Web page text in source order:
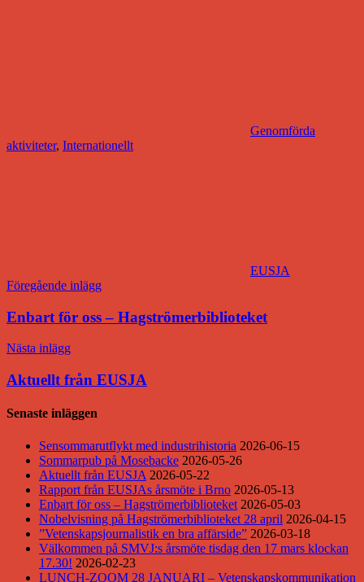
Genomförda
aktiviteter, Internationellt
EUSJA
Inläggsnavigering
Föregående inlägg
Enbart för oss – Hagströmerbiblioteket
Nästa inlägg
Aktuellt från EUSJA
Senaste inläggen
Sensommarutflykt med industrihistoria 2026-06-15
Sommarpub på Mosebacke 2026-05-26
Aktuellt från EUSJA 2026-05-22
Rapport från EUSJAs årsmöte i Brno 2026-05-13
Enbart för oss – Hagströmerbiblioteket 2026-05-03
Nobelvisning på Hagströmerbiblioteket 28 april 2026-04-15
”Vetenskapsjournalistik en bra affärside” 2026-03-18
Välkommen på SMVJ:s årsmöte tisdag den 17 mars klockan
17.30! 2026-02-23
LUNCH-ZOOM 28 JANUARI – Vetenskapskommunikation